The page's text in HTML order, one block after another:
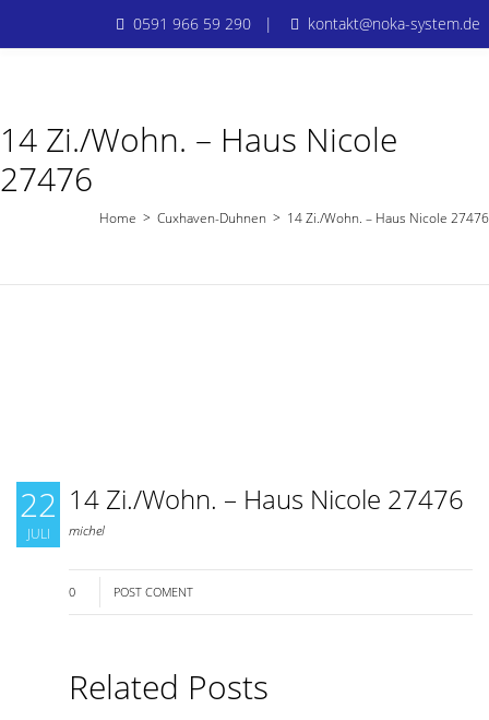
0591 966 59 290 | kontakt@noka-system.de
14 Zi./Wohn. – Haus Nicole
27476
Home > Cuxhaven-Duhnen > 14 Zi./Wohn. – Haus Nicole 27476
22
JULI
14 Zi./Wohn. – Haus Nicole 27476
michel
0 POST COMENT
Related Posts